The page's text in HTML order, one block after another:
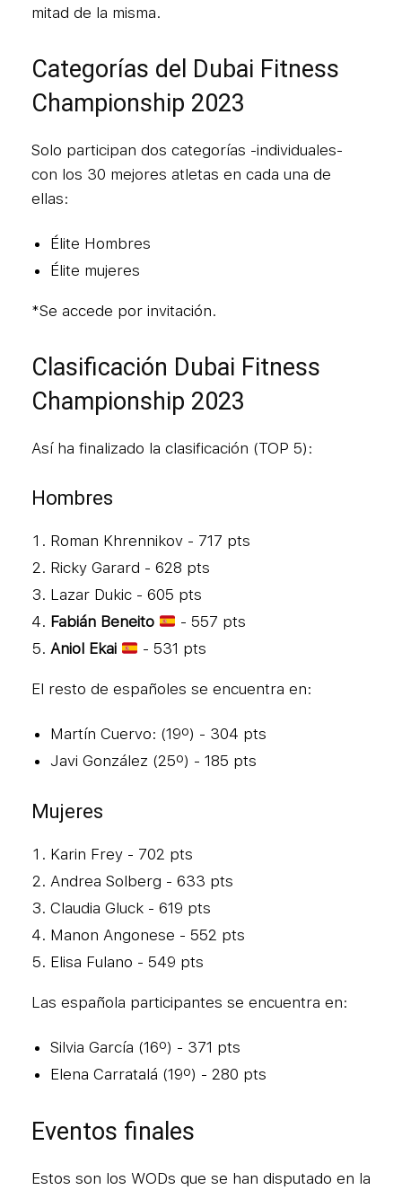
mitad de la misma.
Categorías del Dubai Fitness
Championship 2023
Solo participan dos categorías -individuales-
con los 30 mejores atletas en cada una de
ellas:
Élite Hombres
Élite mujeres
*Se accede por invitación.
Clasificación Dubai Fitness
Championship 2023
Así ha finalizado la clasificación (TOP 5):
Hombres
Roman Khrennikov - 717 pts
Ricky Garard - 628 pts
Lazar Dukic - 605 pts
Fabián Beneito
- 557 pts
Aniol Ekai
- 531 pts
El resto de españoles se encuentra en:
Martín Cuervo: (19º) - 304 pts
Javi González (25º) - 185 pts
Mujeres
Karin Frey - 702 pts
Andrea Solberg - 633 pts
Claudia Gluck - 619 pts
Manon Angonese - 552 pts
Elisa Fulano - 549 pts
Las española participantes se encuentra en:
Silvia García (16º) - 371 pts
Elena Carratalá (19º) - 280 pts
Eventos finales
Estos son los WODs que se han disputado en la